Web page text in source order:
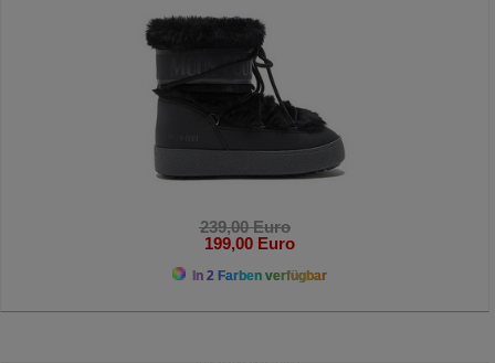
239,00 Euro
199,00 Euro
In 2 Farben verfügbar